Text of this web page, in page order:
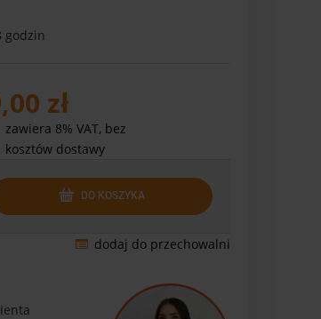
godzin
zł
zawiera 8% VAT, bez
kosztów dostawy
DO KOSZYKA
dodaj do przechowalni